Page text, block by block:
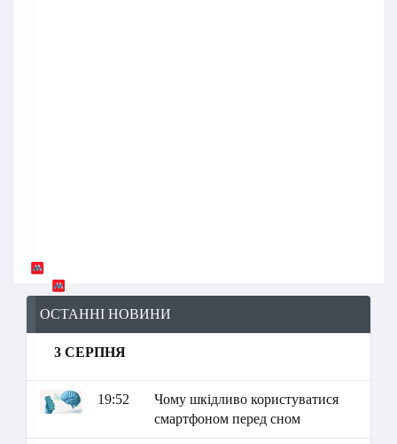
ОСТАННІ НОВИНИ
3 СЕРПНЯ
19:52
Чому шкідливо користуватися
смартфоном перед сном